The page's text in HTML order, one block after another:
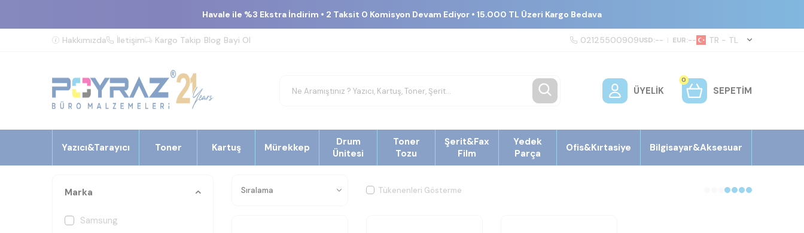
Havale ile %3 Ekstra İndirim • 2 Taksit 0 Komisyon Devam Ediyor • 15.000 TL Üzeri Kargo Bedava
Hakkımızda İletişim Kargo Takip Blog Bayi Ol 02125500909USD:-- | EUR:-- TR − TL
ÜYELIK
0
SEPETIM
Yazıcı&Tarayıcı Toner Kartuş Mürekkep
Drum
Ünitesi
Toner
Tozu
Şerit&Fax
Film
Yedek
Parça
Ofis&Kırtasiye Bilgisayar&Aksesuar
Marka
Samsung
Tükenenleri Gösterme